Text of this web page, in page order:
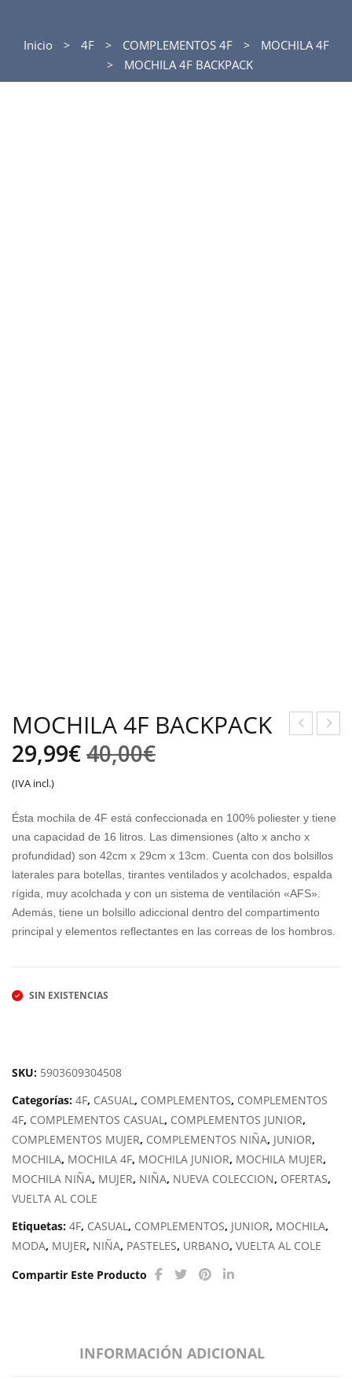
Inicio 4F COMPLEMENTOS 4F
MOCHILA 4F
MOCHILA 4F BACKPACK
TR
OU
SER
S
CO
URT
MOCHILA 4F BACKPACK
40,00€El
original
era:
40,00€.
29,99€
El
actual
es:
29,99€.
(IVA incl.)
Ésta mochila de 4F está confeccionada en 100% poliester y tiene
una capacidad de 16 litros. Las dimensiones (alto x ancho x
profundidad) son 42cm x 29cm x 13cm. Cuenta con dos bolsillos
laterales para botellas, tirantes ventilados y acolchados, espalda
rígida, muy acolchada y con un sistema de ventilación «AFS».
Además, tiene un bolsillo adiccional dentro del compartimento
principal y elementos reflectantes en las correas de los hombros.
SIN EXISTENCIAS
SKU: 5903609304508
Categorías: 4F, CASUAL , COMPLEMENTOS, COMPLEMENTOS
4F, COMPLEMENTOS CASUAL , COMPLEMENTOS JUNIOR,
COMPLEMENTOS MUJER, COMPLEMENTOS NIÑA, JUNIOR,
MOCHILA, MOCHILA 4F, MOCHILA JUNIOR, MOCHILA MUJER,
MOCHILA NIÑA, MUJER, NIÑA, NUEVA COLECCION, OFERTAS,
VUELTA AL COLE
Etiquetas: 4F, CASUAL , COMPLEMENTOS, JUNIOR, MOCHILA,
MODA, MUJER, NIÑA, PASTELES, URBANO, VUELTA AL COLE
Compartir Este Producto
INFORMACIÓN ADICIONAL